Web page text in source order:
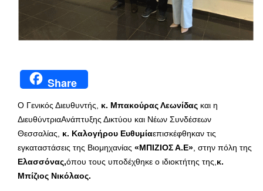
Share
Ο Γενικός Διευθυντής, κ. Μπακούρας Λεωνίδας και η
ΔιευθύντριαΑνάπτυξης Δικτύου και Νέων Συνδέσεων
Θεσσαλίας, κ. Καλογήρου Ευθυμίαεπισκέφθηκαν τις
εγκαταστάσεις της Βιομηχανίας «ΜΠΙΖΙΟΣ Α.Ε» , στην πόλη της
Ελασσόνας,όπου τους υποδέχθηκε ο ιδιοκτήτης της, κ.
Μπίζιος Νικόλαος.